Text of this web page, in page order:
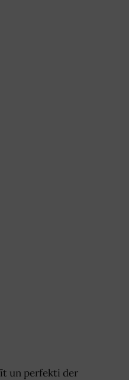
un perfekti der